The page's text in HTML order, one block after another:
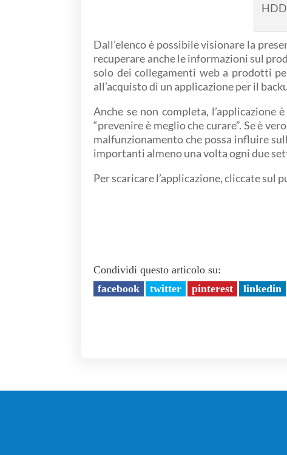
Dall’elenco è possibile visionare la
recuperare anche le informazioni sul
solo dei collegamenti web a prodotti
all’acquisto di un applicazione per il
Anche se non completa,
“prevenire è meglio che curare”. Se è
malfunzionamento che possa influire
importanti almeno una volta ogni due
Per scaricare l’applicazione, cliccate sul
Condividi questo articolo su:
facebook
twitter pinterest linkedin